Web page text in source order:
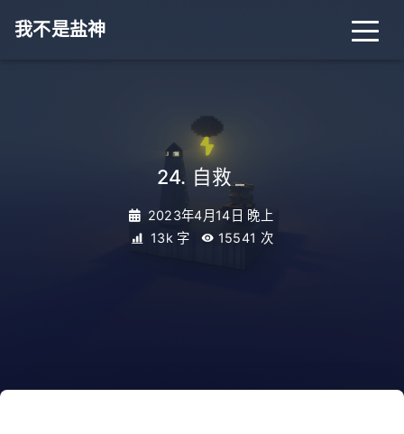
我不是盐神
24. 自救
2023年4月14日 晚上
13k 字
15541 次